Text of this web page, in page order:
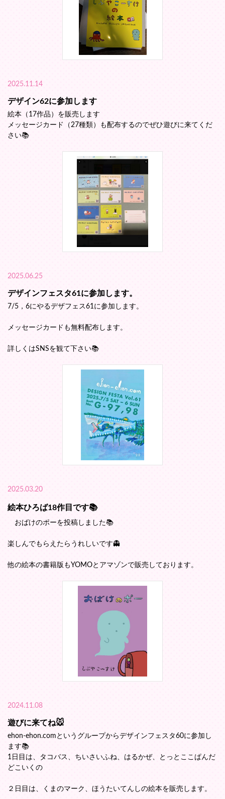
2025.11.14
デザイン62に参加します
絵本（17作品）を販売します
メッセージカード（27種類）も配布するのでぜひ遊びに来てくだ
さい📚️
2025.06.25
デザインフェスタ61に参加します。
7/5，6にやるデザフェス61に参加します。
メッセージカードも無料配布します。
詳しくはSNSを観て下さい📚️
2025.03.20
絵本ひろば18作目です📚️
おばけのポーを投稿しました📚️
楽しんでもらえたらうれしいです👻
他の絵本の書籍版もYOMOとアマゾンで販売しております。
2024.11.08
遊びに来てね🐭
ehon-ehon.comというグループからデザインフェスタ60に参加し
ます📚️
1日目は、タコバス、ちいさいふね、はるかぜ、とっとここぱんだ
どこいくの
２日目は、くまのマーク、ほうたいてんしの絵本を販売します。